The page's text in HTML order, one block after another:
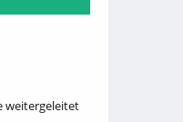
weitergeleitet